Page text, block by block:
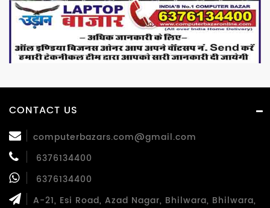
CONTACT US
computerbazars.com@gmail.com
6376134400
6376134400
A-21, Esi Road, Azad Nagar, Bhilwara, Bhilwara,